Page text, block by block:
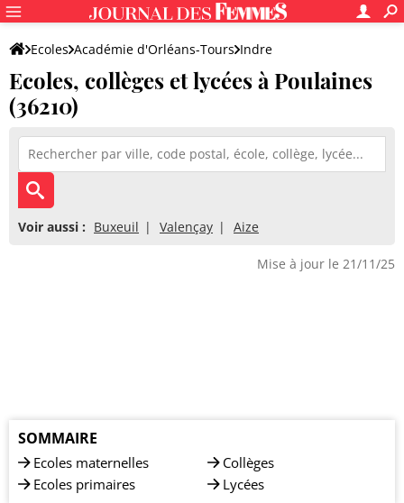
Ecoles Académie d'Orléans-Tours Indre
Ecoles, collèges et lycées à Poulaines
(36210)
Voir aussi : Buxeuil Valençay Aize
Mise à jour le 21/11/25
SOMMAIRE
Ecoles maternelles
Ecoles primaires
Collèges
Lycées